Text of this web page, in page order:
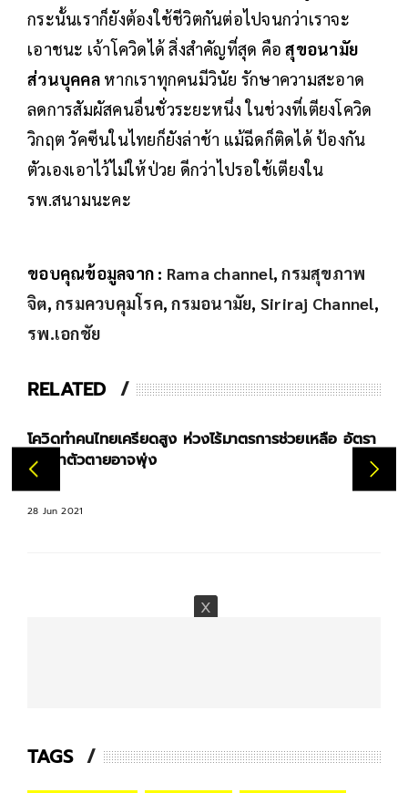
กระนั้นเราก็ยังต้องใช้ชีวิตกันต่อไปจนกว่าเราจะ
เอาชนะ เจ้าโควิดได้ สิ่งสำคัญที่สุด คือสุขอนามัย
ส่วนบุคคล หากเราทุกคนมีวินัย รักษาความสะอาด
ลดการสัมผัสคนอื่นชั่วระยะหนึ่ง ในช่วงที่เตียงโควิด
วิกฤต วัคซีนในไทยก็ยังล่าช้า แม้ฉีดก็ติดได้ ป้องกัน
ตัวเองเอาไว้ไม่ให้ป่วย ดีกว่าไปรอใช้เตียงใน
รพ.สนามนะคะ
ขอบคุณข้อมูลจาก : Rama channel,กรมสุขภาพ
จิต, กรมควบคุมโรค,กรมอนามัย, Siriraj Channel,
รพ.เอกชัย
RELATED
โควิดทำคนไทยเครียดสูง ห่วงไร้มาตรการช่วยเหลือ อัตรา
การฆ่าตัวตายอาจพุ่ง
28 Jun 2021
TAGS